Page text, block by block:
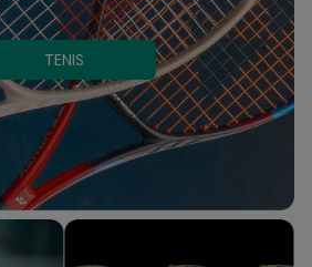
TENIS